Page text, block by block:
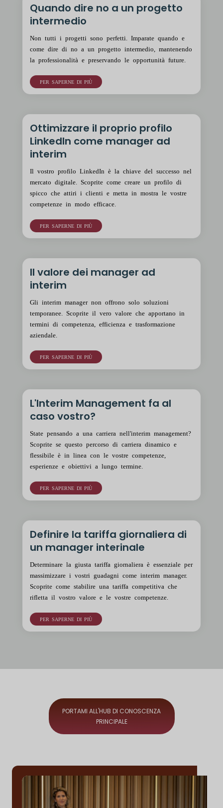
Quando dire no a un progetto
intermedio
Non tutti i progetti sono perfetti. Imparate quando e
come dire di no a un progetto intermedio, mantenendo
la professionalità e preservando le opportunità future.
PER SAPERNE DI PIÙ
Ottimizzare il proprio profilo
LinkedIn come manager ad
interim
Il vostro profilo LinkedIn è la chiave del successo nel
mercato digitale. Scoprite come creare un profilo di
spicco che attiri i clienti e metta in mostra le vostre
competenze in modo efficace.
PER SAPERNE DI PIÙ
Il valore dei manager ad
interim
Gli interim manager non offrono solo soluzioni
temporanee. Scoprite il vero valore che apportano in
termini di competenza, efficienza e trasformazione
aziendale.
PER SAPERNE DI PIÙ
L'Interim Management fa al
caso vostro?
State pensando a una carriera nell'interim management?
Scoprite se questo percorso di carriera dinamico e
flessibile è in linea con le vostre competenze,
esperienze e obiettivi a lungo termine.
PER SAPERNE DI PIÙ
Definire la tariffa giornaliera di
un manager interinale
Determinare la giusta tariffa giornaliera è essenziale per
massimizzare i vostri guadagni come interim manager.
Scoprite come stabilire una tariffa competitiva che
rifletta il vostro valore e le vostre competenze.
PER SAPERNE DI PIÙ
PORTAMI ALL'HUB DI CONOSCENZA
PRINCIPALE